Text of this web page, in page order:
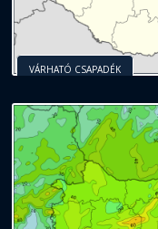
VÁRHATÓ CSAPADÉK